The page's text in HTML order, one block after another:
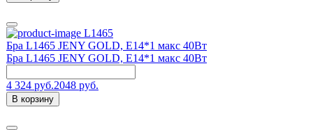
L1465
Бра L1465 JENY GOLD, E14*1 макс 40Вт
Бра L1465 JENY GOLD, E14*1 макс 40Вт
4 324 руб.2048 руб.
В корзину